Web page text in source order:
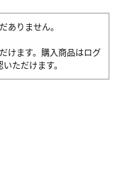
ありません。
けます。購入商品はログ
ただけます。